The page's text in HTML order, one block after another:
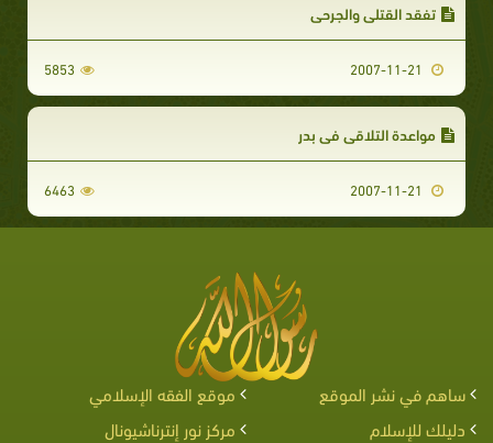
تفقد القتلى والجرحى‏‏
5853
مواعدة التلاقي في بدر‏‏
6463
ساهم في نشر الموقع
موقع الفقه الإسلامي
دليلك للإسلام
مركز نور إنترناشيونال